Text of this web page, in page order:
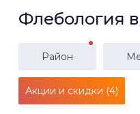
Флебология
Район
Акции и скидки (4)